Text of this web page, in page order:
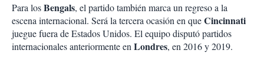
Para losBengals, el partido también marca un regreso a la
escena internacional. Será la tercera ocasión en queCincinnati
juegue fuera de Estados Unidos. El equipo disputó partidos
internacionales anteriormente enLondres, en 2016 y 2019.